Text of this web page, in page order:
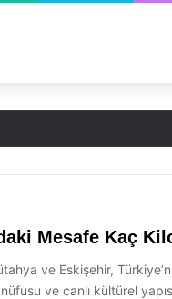
Takip Edin
Mesafe Kaç
ve Eskişehir,
ve canlı kültürel